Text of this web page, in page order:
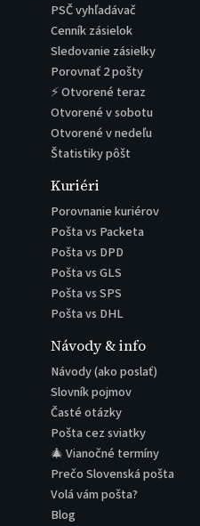
PSČ vyhľadávač
Cenník zásielok
Sledovanie zásielky
Porovnať 2 pošty
⚡ Otvorené teraz
Otvorené v sobotu
Otvorené v nedeľu
Štatistiky pôšt
Kuriéri
Porovnanie kuriérov
Pošta vs Packeta
Pošta vs DPD
Pošta vs GLS
Pošta vs SPS
Pošta vs DHL
Návody & info
Návody (ako poslať)
Slovník pojmov
Časté otázky
Pošta cez sviatky
🎄 Vianočné termíny
Prečo Slovenská pošta
Volá vám pošta?
Blog